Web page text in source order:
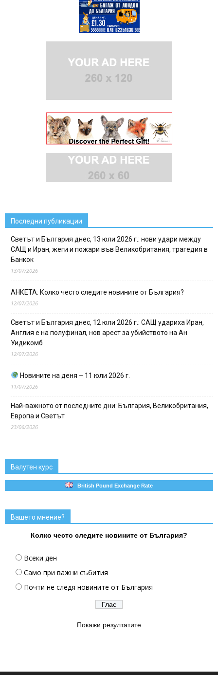
Последни публикации
Светът и България днес, 13 юли 2026 г.: нови удари между
САЩ и Иран, жеги и пожари във Великобритания, трагедия в
Банкок
13/07/2026
АНКЕТА: Колко често следите новините от България?
12/07/2026
Светът и България днес, 12 юли 2026 г.: САЩ удариха Иран,
Англия е на полуфинал, нов арест за убийството на Ан
Уидикомб
12/07/2026
Новините на деня – 11 юли 2026 г.
11/07/2026
Най-важното от последните дни: България, Великобритания,
Европа и Светът
23/06/2026
Валутен курс
British Pound Exchange Rate
Вашето мнение?
Колко често следите новините от България?
Всеки ден
Само при важни събития
Почти не следя новините от България
Покажи резултатите